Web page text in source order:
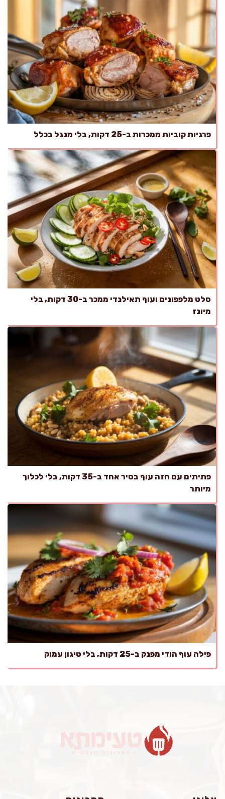
פרגיות קוביות ממכרות ב-25 דקות, בלי מנגל בכלל
סלט מלפפונים ועוף תאילנדי ממכר ב-30 דקות, בלי
מיונז
פתיתים עם חזה עוף בסיר אחד ב-35 דקות, בלי לכלוך
מיותר
פילה עוף הודי מפנק ב-25 דקות, בלי טיגון עמוק